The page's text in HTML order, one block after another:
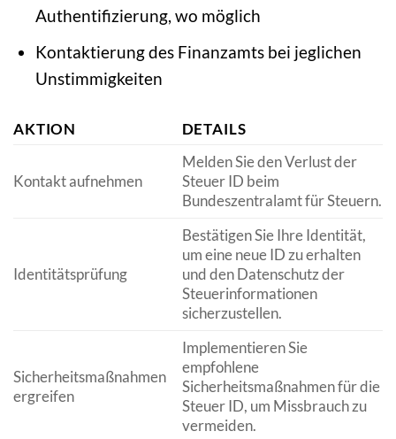
Authentifizierung, wo möglich
Kontaktierung des Finanzamts bei jeglichen
Unstimmigkeiten
AKTION DETAILS
Kontakt aufnehmen
Melden Sie den Verlust der
Steuer ID beim
Bundeszentralamt für Steuern.
Identitätsprüfung
Bestätigen Sie Ihre Identität,
um eine neue ID zu erhalten
und den Datenschutz der
Steuerinformationen
sicherzustellen.
Sicherheitsmaßnahmen
ergreifen
Implementieren Sie
empfohlene
Sicherheitsmaßnahmen für die
Steuer ID, um Missbrauch zu
vermeiden.